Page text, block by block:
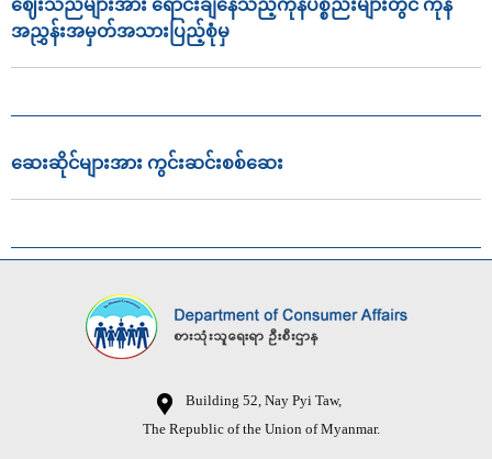
ဈေးသည်များအား ရောင်းချနေသည့်ကုန်ပစ္စည်းများတွင် ကုန်
အညွှန်းအမှတ်အသားပြည့်စုံမှ
ဆေးဆိုင်များအား ကွင်းဆင်းစစ်ဆေး
Building 52, Nay Pyi Taw,
The Republic of the Union of Myanmar.